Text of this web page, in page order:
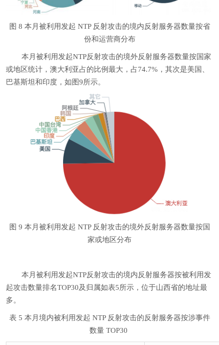
图 8 本月被利用发起 NTP 反射攻击的境内反射服务器数量按省
份和运营商分布
本月被利用发起NTP反射攻击的境外反射服务器数量按国家
或地区统计，澳大利亚占的比例最大，占74.7%，其次是美国、
巴基斯坦和印度，如图9所示。
图 9 本月被利用发起 NTP 反射攻击的境外反射服务器数量按国
家或地区分布
本月被利用发起NTP反射攻击的境内反射服务器按被利用发
起攻击数量排名TOP30及归属如表5所示，位于山西省的地址最
多。
表 5 本月境内被利用发起 NTP 反射攻击的反射服务器按涉事件
数量 TOP30